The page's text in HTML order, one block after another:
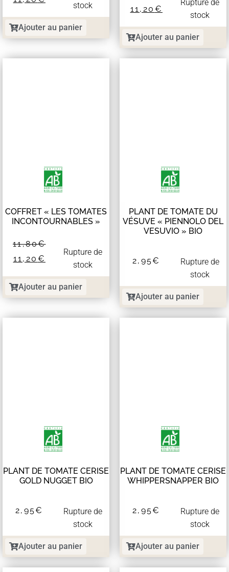
stock
Ajouter au panier
11,20 €
Rupture de
stock
Ajouter au panier
COFFRET « LES TOMATES
INCONTOURNABLES »
11,80€
11,20 €
Rupture de
stock
Ajouter au panier
PLANT DE TOMATE DU
VÉSUVE « PIENNOLO DEL
VESUVIO » BIO
2,95€
Rupture de
stock
Ajouter au panier
PLANT DE TOMATE CERISE
GOLD NUGGET BIO
2,95€
Rupture de
stock
Ajouter au panier
PLANT DE TOMATE CERISE
WHIPPERSNAPPER BIO
2,95€
Rupture de
stock
Ajouter au panier